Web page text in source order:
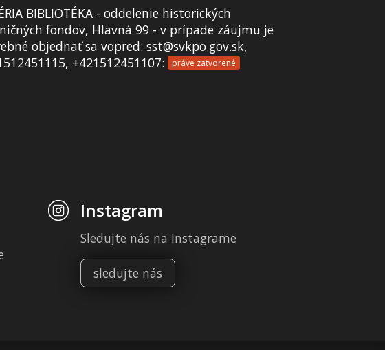
BIBLIOTÉKA - oddelenie historických
fondov, Hlavná 99 - v prípade záujmu je
objednať sa vopred: sst@svkpo.gov.sk,
+421512451107:
práve zatvorené
Instagram
Sledujte nás na Instagrame
sledujte nás